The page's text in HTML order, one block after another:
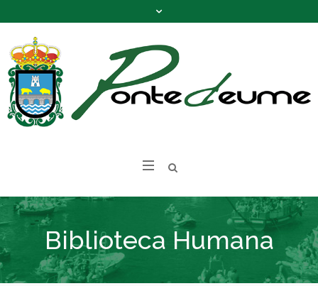
Biblioteca Humana